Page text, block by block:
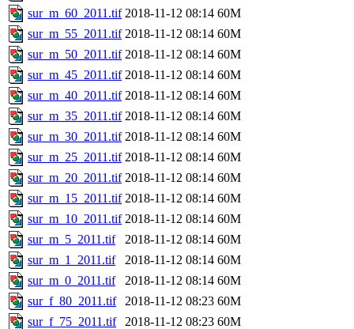
sur_m_60_2011.tif 2018-11-12 08:14 60M
sur_m_55_2011.tif 2018-11-12 08:14 60M
sur_m_50_2011.tif 2018-11-12 08:14 60M
sur_m_45_2011.tif 2018-11-12 08:14 60M
sur_m_40_2011.tif 2018-11-12 08:14 60M
sur_m_35_2011.tif 2018-11-12 08:14 60M
sur_m_30_2011.tif 2018-11-12 08:14 60M
sur_m_25_2011.tif 2018-11-12 08:14 60M
sur_m_20_2011.tif 2018-11-12 08:14 60M
sur_m_15_2011.tif 2018-11-12 08:14 60M
sur_m_10_2011.tif 2018-11-12 08:14 60M
sur_m_5_2011.tif
2018-11-12 08:14 60M
sur_m_1_2011.tif
2018-11-12 08:14 60M
sur_m_0_2011.tif
2018-11-12 08:14 60M
sur_f_80_2011.tif
2018-11-12 08:23 60M
sur_f_75_2011.tif
2018-11-12 08:23 60M